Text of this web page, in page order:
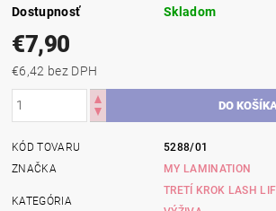
Dostupnosť Skladom
€7,90
€6,42 bez DPH
KÓD TOVARU
5288/01
ZNAČKA
MY LAMINATION
KATEGÓRIA
TRETÍ KROK LASH